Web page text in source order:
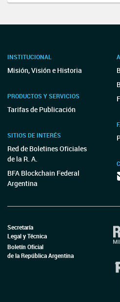
INSTITUCIONAL
Misión, Visión e Historia
PRODUCTOS Y SERVICIOS
Tarifas de Publicación
SITIOS DE INTERÉS
Red de Boletines Oficiales
de la R. A.
BFA Blockchain Federal
Argentina
Secretaría
Legal y Técnica
Boletín Oficial
de la República Argentina